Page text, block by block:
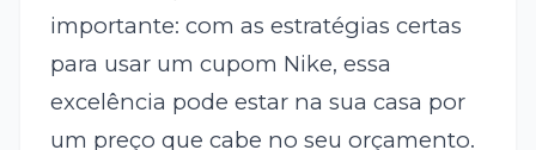
importante: com as estratégias certas
para usar um cupom Nike, essa
excelência pode estar na sua casa por
um preço que cabe no seu orçamento.